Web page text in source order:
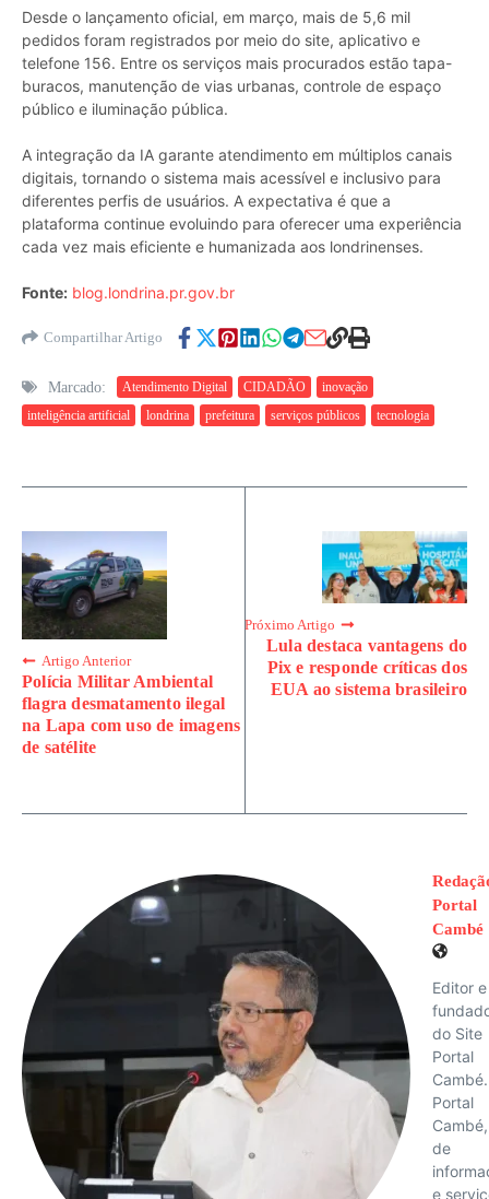
Desde o lançamento oficial, em março, mais de 5,6 mil
pedidos foram registrados por meio do site, aplicativo e
telefone 156. Entre os serviços mais procurados estão tapa-
buracos, manutenção de vias urbanas, controle de espaço
público e iluminação pública.
A integração da IA garante atendimento em múltiplos canais
digitais, tornando o sistema mais acessível e inclusivo para
diferentes perfis de usuários. A expectativa é que a
plataforma continue evoluindo para oferecer uma experiência
cada vez mais eficiente e humanizada aos londrinenses.
Fonte: blog.londrina.pr.gov.br
Compartilhar Artigo
Marcado: Atendimento Digital CIDADÃO
inovação
inteligência artificial
londrina prefeitura serviços públicos tecnologia
Artigo Anterior
Polícia Militar Ambiental
flagra desmatamento ilegal
na Lapa com uso de imagens
de satélite
Próximo Artigo
Lula destaca vantagens do
Pix e responde críticas dos
EUA ao sistema brasileiro
Portal
Cambé
Editor e
do Site
Portal
Cambé.
Portal
de
e